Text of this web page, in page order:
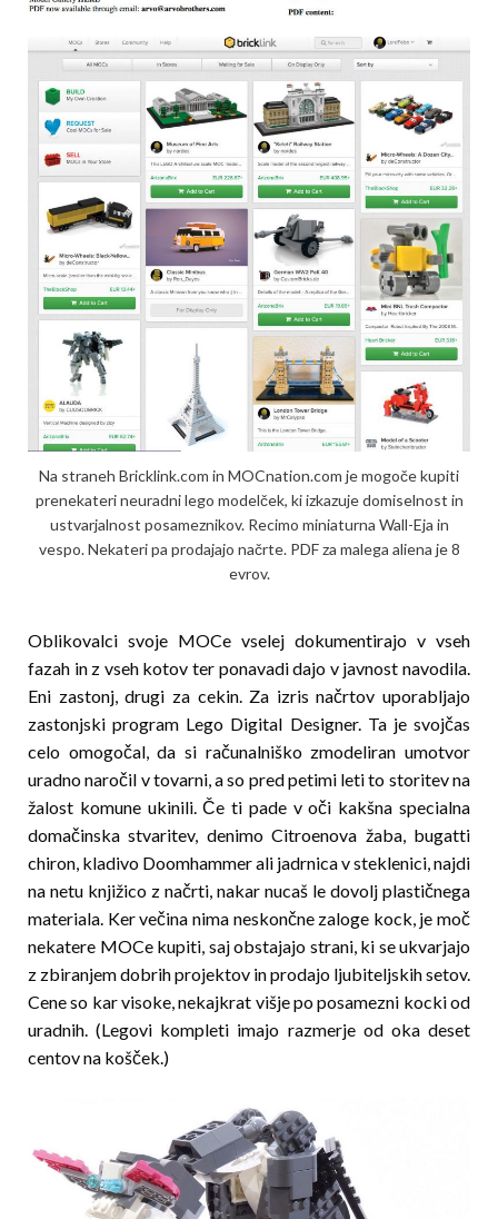
Na straneh Bricklink.com in MOCnation.com je mogoče kupiti
prenekateri neuradni lego modelček, ki izkazuje domiselnost in
ustvarjalnost posameznikov. Recimo miniaturna Wall-Eja in
vespo. Nekateri pa pro­­dajajo načrte. PDF za malega aliena je 8
evrov.
Oblikovalci svoje MOCe vselej dokumentirajo v vseh
fazah in z vseh kotov ter ponavadi dajo v javnost navodila.
Eni zastonj, drugi za cekin. Za izris načrtov uporabljajo
zastonjski program Lego Digital Designer. Ta je svojčas
celo omogočal, da si raču­nal­niš­ko zmodeliran umotvor
uradno naročil v tovarni, a so pred petimi leti to storitev na
žalost komune ukinili. Če ti pade v oči kakšna specialna
domačinska stvaritev, denimo Citroenova žaba, bugatti
chiron, kladivo Doomhammer ali jadrnica v steklenici, najdi
na netu knjižico z načrti, nakar nucaš le dovolj plastičnega
materiala. Ker večina nima neskončne zaloge kock, je moč
nekatere MOCe kupiti, saj obstajajo strani, ki se ukvarjajo
z zbiranjem dobrih projektov in prodajo ljubiteljskih setov.
Cene so kar visoke, nekajkrat višje po posamezni kocki od
uradnih. (Legovi kompleti imajo razmerje od oka deset
centov na košček.)